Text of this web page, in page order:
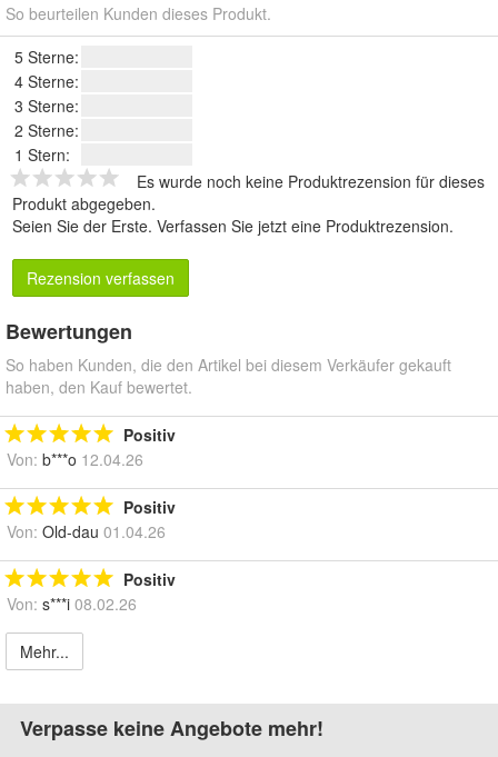
So beurteilen Kunden dieses Produkt.
5 Sterne:
4 Sterne:
3 Sterne:
2 Sterne:
1 Stern:
Es wurde noch keine Produktrezension für dieses
Produkt abgegeben.
Seien Sie der Erste. Verfassen Sie jetzt eine Produktrezension.
Rezension verfassen
Bewertungen
So haben Kunden, die den Artikel bei diesem Verkäufer gekauft
haben, den Kauf bewertet.
Positiv
Von: b***o 12.04.26
Positiv
Von: Old-dau 01.04.26
Positiv
Von: s***i 08.02.26
Mehr...
Verpasse keine Angebote mehr!